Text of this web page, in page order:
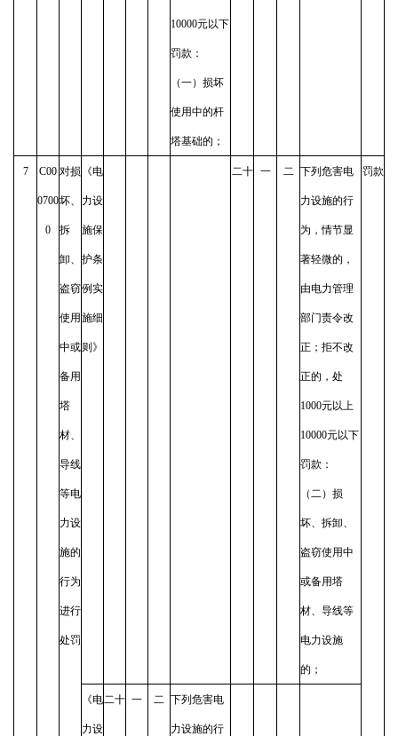
10000元以下
罚款：
（一）损坏
使用中的杆
塔基础的；
7 C00
0700
0
对损
坏、
拆
卸、
盗窃
使用
中或
备用
塔
材、
导线
等电
力设
施的
行为
进行
处罚
《电
力设
施保
护条
例实
施细
则》
二十 一 二 下列危害电
力设施的行
为，情节显
著轻微的，
由电力管理
部门责令改
正；拒不改
正的，处
1000元以上
10000元以下
罚款：
（二）损
坏、拆卸、
盗窃使用中
或备用塔
材、导线等
电力设施
的；
罚款
《电
力设
二十 一 二 下列危害电
力设施的行